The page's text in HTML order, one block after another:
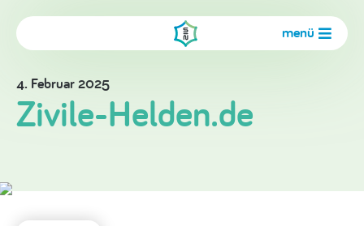
menü
4. Februar 2025
Zivile-Helden.de